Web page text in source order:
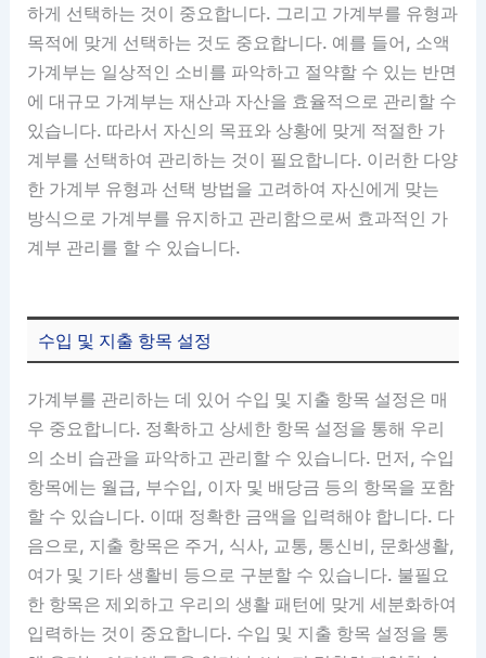
하게 선택하는 것이 중요합니다. 그리고 가계부를 유형과
목적에 맞게 선택하는 것도 중요합니다. 예를 들어, 소액
가계부는 일상적인 소비를 파악하고 절약할 수 있는 반면
에 대규모 가계부는 재산과 자산을 효율적으로 관리할 수
있습니다. 따라서 자신의 목표와 상황에 맞게 적절한 가
계부를 선택하여 관리하는 것이 필요합니다. 이러한 다양
한 가계부 유형과 선택 방법을 고려하여 자신에게 맞는
방식으로 가계부를 유지하고 관리함으로써 효과적인 가
계부 관리를 할 수 있습니다.
수입 및 지출 항목 설정
가계부를 관리하는 데 있어 수입 및 지출 항목 설정은 매
우 중요합니다. 정확하고 상세한 항목 설정을 통해 우리
의 소비 습관을 파악하고 관리할 수 있습니다. 먼저, 수입
항목에는 월급, 부수입, 이자 및 배당금 등의 항목을 포함
할 수 있습니다. 이때 정확한 금액을 입력해야 합니다. 다
음으로, 지출 항목은 주거, 식사, 교통, 통신비, 문화생활,
여가 및 기타 생활비 등으로 구분할 수 있습니다. 불필요
한 항목은 제외하고 우리의 생활 패턴에 맞게 세분화하여
입력하는 것이 중요합니다. 수입 및 지출 항목 설정을 통